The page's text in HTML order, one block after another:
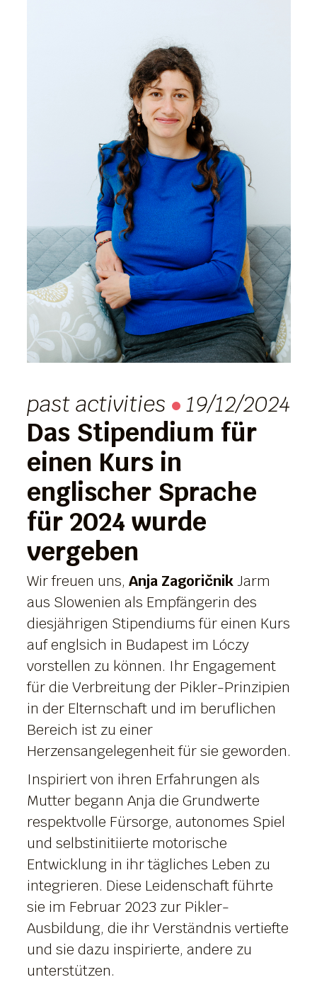
past activities 19/12/2024
Das Stipendium für
einen Kurs in
englischer Sprache
für 2024 wurde
vergeben
Wir freuen uns, Anja ZagoričnikJarm
aus Slowenien als Empfängerin des
diesjährigen Stipendiums für einen Kurs
auf englsich in Budapest im Lóczy
vorstellen zu können. Ihr Engagement
für die Verbreitung der Pikler-Prinzipien
in der Elternschaft und im beruflichen
Bereich ist zu einer
Herzensangelegenheit für sie geworden.
Inspiriert von ihren Erfahrungen als
Mutter begann Anja die Grundwerte
respektvolle Fürsorge, autonomes Spiel
und selbstinitiierte motorische
Entwicklung in ihr tägliches Leben zu
integrieren. Diese Leidenschaft führte
sie im Februar 2023 zur Pikler-
Ausbildung, die ihr Verständnis vertiefte
und sie dazu inspirierte, andere zu
unterstützen.